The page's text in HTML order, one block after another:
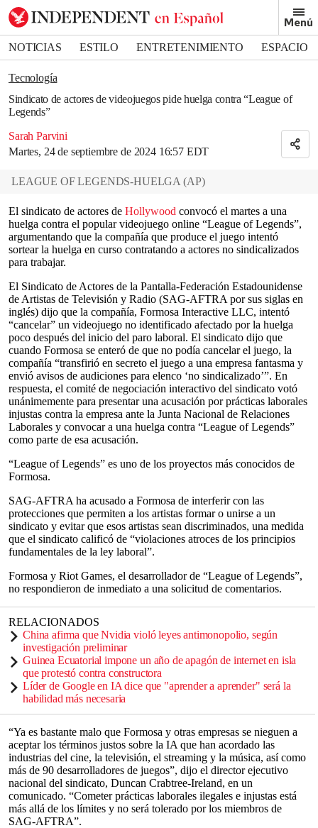
Menú
NOTICIAS ESTILO ENTRETENIMIENTO
ESPACIO
DEPORTES
Tecnología
Sindicato de actores de videojuegos pide huelga contra “League of
Legends”
Sarah Parvini
Martes, 24 de septiembre de 2024 16:57 EDT
Bookmark popover
Removed from bookmarks
Close popover
LEAGUE OF LEGENDS-HUELGA (AP)
El sindicato de actores de Hollywood convocó el martes a una
huelga contra el popular videojuego online “League of Legends”,
argumentando que la compañía que produce el juego intentó
sortear la huelga en curso contratando a actores no sindicalizados
para trabajar.
El Sindicato de Actores de la Pantalla-Federación Estadounidense
de Artistas de Televisión y Radio (SAG-AFTRA por sus siglas en
inglés) dijo que la compañía, Formosa Interactive LLC, intentó
“cancelar” un videojuego no identificado afectado por la huelga
poco después del inicio del paro laboral. El sindicato dijo que
cuando Formosa se enteró de que no podía cancelar el juego, la
compañía “transfirió en secreto el juego a una empresa fantasma y
envió avisos de audiciones para elenco ‘no sindicalizado’”. En
respuesta, el comité de negociación interactivo del sindicato votó
unánimemente para presentar una acusación por prácticas laborales
injustas contra la empresa ante la Junta Nacional de Relaciones
Laborales y convocar a una huelga contra “League of Legends”
como parte de esa acusación.
“League of Legends” es uno de los proyectos más conocidos de
Formosa.
SAG-AFTRA ha acusado a Formosa de interferir con las
protecciones que permiten a los artistas formar o unirse a un
sindicato y evitar que esos artistas sean discriminados, una medida
que el sindicato calificó de “violaciones atroces de los principios
fundamentales de la ley laboral”.
Formosa y Riot Games, el desarrollador de “League of Legends”,
no respondieron de inmediato a una solicitud de comentarios.
RELACIONADOS
China afirma que Nvidia violó leyes antimonopolio, según
investigación preliminar
Guinea Ecuatorial impone un año de apagón de internet en isla
que protestó contra constructora
Líder de Google en IA dice que "aprender a aprender" será la
habilidad más necesaria
“Ya es bastante malo que Formosa y otras empresas se nieguen a
aceptar los términos justos sobre la IA que han acordado las
industrias del cine, la televisión, el streaming y la música, así como
más de 90 desarrolladores de juegos”, dijo el director ejecutivo
nacional del sindicato, Duncan Crabtree-Ireland, en un
comunicado. “Cometer prácticas laborales ilegales e injustas está
más allá de los límites y no será tolerado por los miembros de
SAG-AFTRA”.